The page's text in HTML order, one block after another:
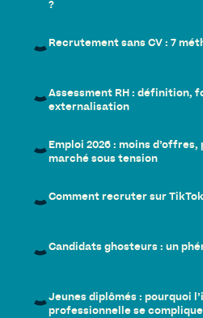
?
Recrutement sans CV : 7
Assessment RH : définition,
externalisation
Emploi 2026 : moins
marché sous tension
Comment recruter sur
Candidats ghosteurs : un
Jeunes diplômés : pourquoi
professionnelle se complique